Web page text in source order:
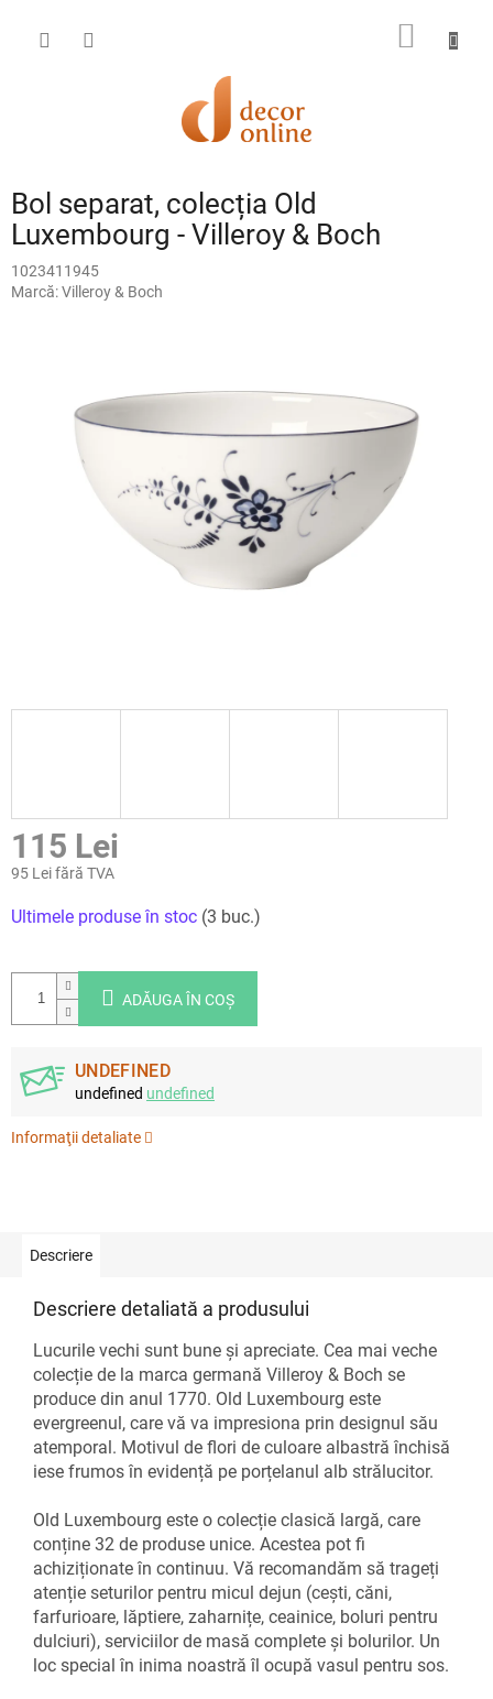
conținut
COŞ
Bol separat, colecția Old
Luxembourg - Villeroy & Boch
1023411945
Marcă:Villeroy & Boch
115 Lei
95 Lei fără TVA
preţ:
Ultimele produse în stoc (3 buc.)
ADĂUGA ÎN COŞ
UNDEFINED
undefined undefined
Informaţii detaliate
Descriere
Descriere detaliată a produsului
Lucurile vechi sunt bune și apreciate. Cea mai veche
colecție de la marca germană Villeroy & Boch se
produce din anul 1770. Old Luxembourg este
evergreenul, care vă va impresiona prin designul său
atemporal. Motivul de flori de culoare albastră închisă
iese frumos în evidență pe porțelanul alb strălucitor.
Old Luxembourg este o colecție clasică largă, care
conține 32 de produse unice. Acestea pot fi
achiziționate în continuu. Vă recomandăm să trageți
atenție seturilor pentru micul dejun (cești, căni,
farfurioare, lăptiere, zaharnițe, ceainice, boluri pentru
dulciuri), serviciilor de masă complete și bolurilor. Un
loc special în inima noastră îl ocupă vasul pentru sos.